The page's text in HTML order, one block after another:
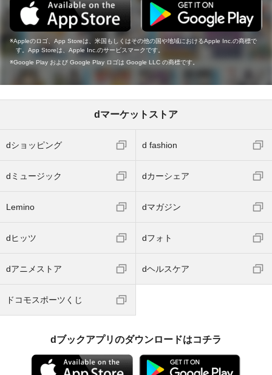
Appleのロゴ、App Storeは、米国もしくはその他の国や地域におけるApple Inc.の商標で
す。App Storeは、Apple Inc.のサービスマークです。
Google Play および Google Play ロゴは Google LLC の商標です。
dマーケットストア
dショッピング d fashion
dミュージック dカーシェア
Lemino dマガジン
dヒッツ dフォト
dアニメストア dヘルスケア
ドコモスポーツくじ
dブックアプリのダウンロードはコチラ